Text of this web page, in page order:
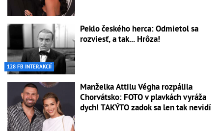
128 FB INTERAKCIÍ
Peklo českého herca: Odmietol sa
rozviesť, a tak... Hrôza!
Manželka Attilu Végha rozpálila
Chorvátsko: FOTO v plavkách vyráža
dych! TAKÝTO zadok sa len tak nevidí